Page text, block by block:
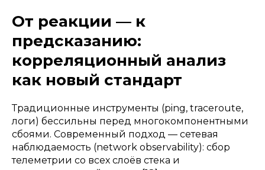
От реакции — к
предсказанию:
корреляционный анализ
как новый стандарт
Традиционные инструменты (ping, traceroute,
логи) бессильны перед многокомпонентными
сбоями. Современный подход — сетевая
наблюдаемость (network observability): сбор
телеметрии со всех слоёв стека и